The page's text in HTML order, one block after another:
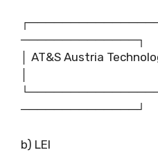
──────────────┐
│ AT&S Austria
──────────────┘
b) LEI